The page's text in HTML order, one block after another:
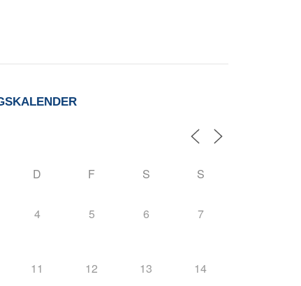
D F S S
4 5 6 7
11 12 13 14